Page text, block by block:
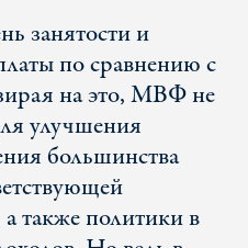
занятости и
по сравнению с
на это, МВФ не
улучшения
большинства
также политики в